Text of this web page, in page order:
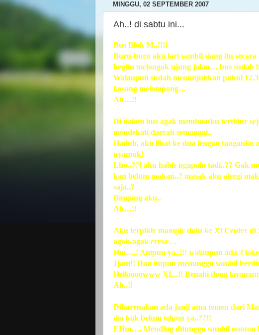
MINGGU, 02 SEPTEMBER 2007
Ah..! di sabtu ini...
Bus Blok M..!!!!
Buru-buru aku lari sambil siang itu
begitu melongok ujung jalan… bus sudah
Walaupun sudah menunjukkan pukul
kosong melompong…
Ah…!!
Di dalam bus agak membuatku tertidur
mendekati daerah semanggi..
Haduh, aku lihat ke dua lengan tanganku
nyamuk!
Lho..??! aku habis ngapain tadi..?? Gak
kan belum makan..? masak aku alergi
saja..?
Bingung aku..
Ah…!!
Aku terpikir mampir dulu ke Xl Center di
agak-agak error…
Hm….! Ampun ya..!!! walaupun ada 3
1jam!! Dan itupun menunggu sambil
Helloooowww XL..!! Benahi dong
Ah..!!
Dikarenakan ada janji ama temen dari
dia kok belum telpon ya..??!!
EHm…. Mending ditunggu sambil nonton